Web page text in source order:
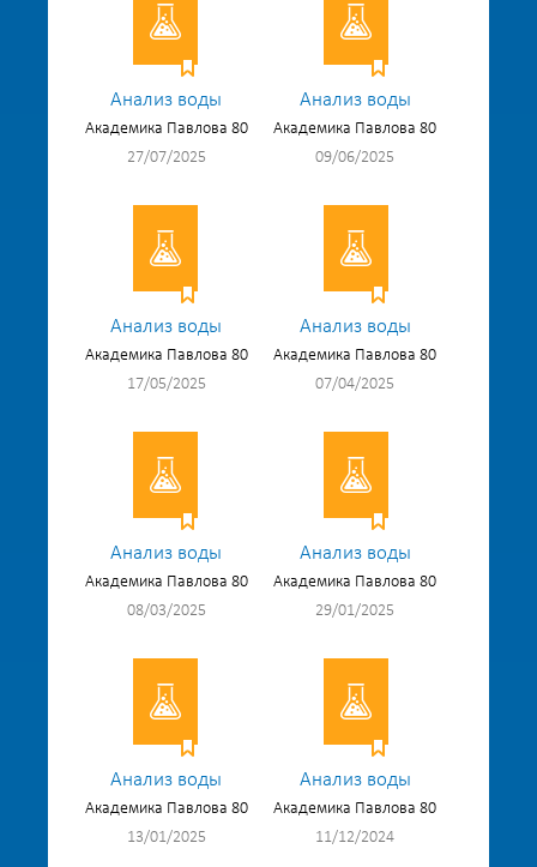
Анализ воды
Академика Павлова 80
27/07/2025
Анализ воды
Академика Павлова 80
09/06/2025
Анализ воды
Академика Павлова 80
17/05/2025
Анализ воды
Академика Павлова 80
07/04/2025
Анализ воды
Академика Павлова 80
08/03/2025
Анализ воды
Академика Павлова 80
29/01/2025
Анализ воды
Академика Павлова 80
13/01/2025
Анализ воды
Академика Павлова 80
11/12/2024